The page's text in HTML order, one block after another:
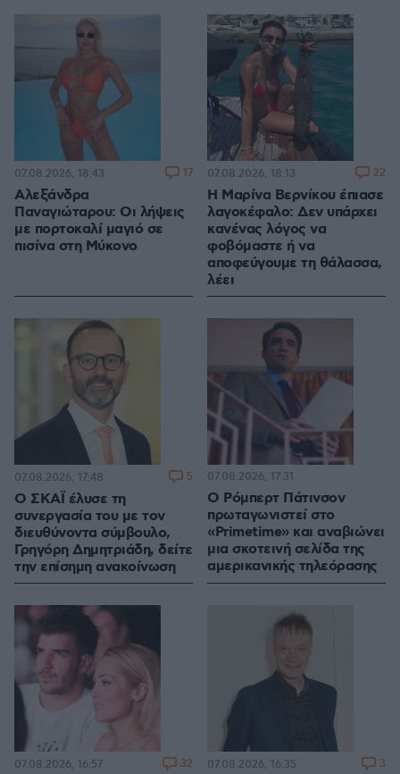
Αλεξάνδρα
Παναγιώταρου: Οι λήψεις
με πορτοκαλί μαγιό σε
πισίνα στη Μύκονο
07.08.2026, 18:43 17
Η Μαρίνα Βερνίκου έπιασε
λαγοκέφαλο: Δεν υπάρχει
κανένας λόγος να
φοβόμαστε ή να
αποφεύγουμε τη θάλασσα,
λέει
07.08.2026, 18:13 22
Ο ΣΚΑΪ έλυσε τη
συνεργασία του με τον
διευθύνοντα σύμβουλο,
Γρηγόρη Δημητριάδη, δείτε
την επίσημη ανακοίνωση
07.08.2026, 17:48 5
Ο Ρόμπερτ Πάτινσον
πρωταγωνιστεί στο
«Primetime» και αναβιώνει
μια σκοτεινή σελίδα της
αμερικανικής τηλεόρασης
07.08.2026, 17:31
07.08.2026, 16:57 32 07.08.2026, 16:35 3